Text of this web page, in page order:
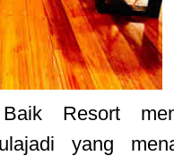
Resort
yang